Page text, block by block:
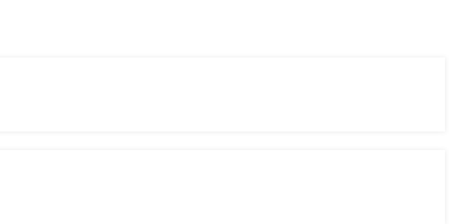
complicações.
do mercado.
e dApps.